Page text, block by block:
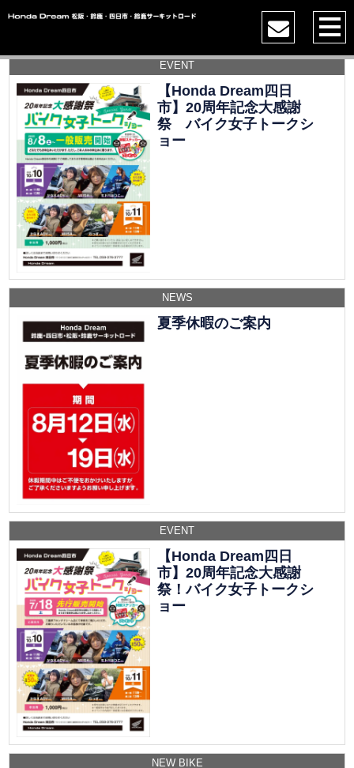
EVENT
【Honda Dream四日
市】20周年記念大感謝
祭 バイク女子トークシ
ョー
NEWS
夏季休暇のご案内
EVENT
【Honda Dream四日
市】20周年記念大感謝
祭！バイク女子トークシ
ョー
NEW BIKE